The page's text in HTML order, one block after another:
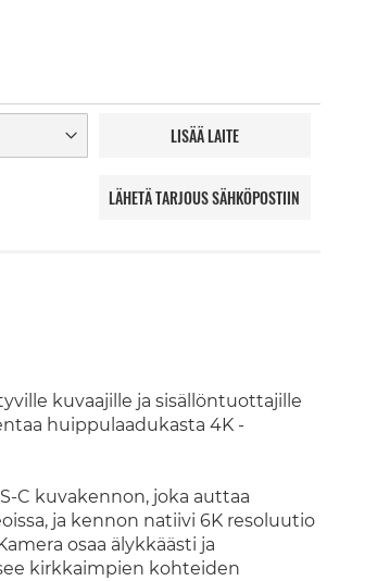
LISÄÄ LAITE
LÄHETÄ TARJOUS SÄHKÖPOSTIIN
kuvaajille ja sisällöntuottajille
huippulaadukasta 4K -
C kuvakennon, joka auttaa
ja kennon natiivi 6K resoluutio
osaa älykkäästi ja
kirkkaimpien kohteiden